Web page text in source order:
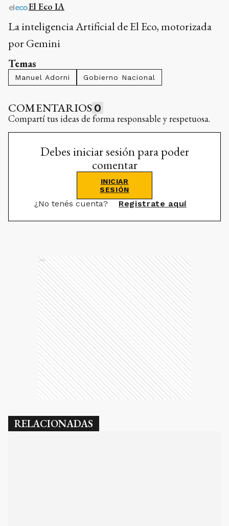
El Eco IA
La inteligencia Artificial de El Eco, motorizada
por Gemini
Temas
Manuel Adorni Gobierno Nacional
COMENTARIOS 0
Compartí tus ideas de forma responsable y respetuosa.
Debes iniciar sesión para poder
comentar
INICIAR
SESIÓN
¿No tenés cuenta? Registrate aquí
Ads
RELACIONADAS